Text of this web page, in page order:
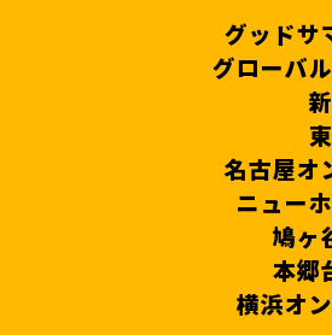
グッドサ
グローバ
名古屋オ
ニュー
鳩ヶ
本郷
横浜オ